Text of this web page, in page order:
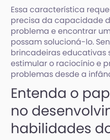
Essa característica
precisa da capacidade
problema e encontrar
possam solucioná-lo.
brincadeiras educativas
estimular o raciocínio e
problemas desde a
Entenda o
no
habilidades